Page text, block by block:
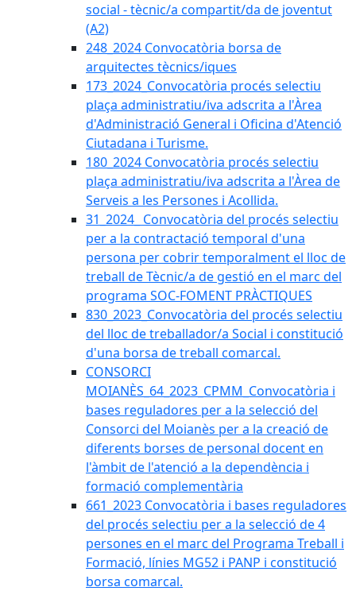
social - tècnic/a compartit/da de joventut
(A2)
248_2024 Convocatòria borsa de
arquitectes tècnics/iques
173_2024_Convocatòria procés selectiu
plaça administratiu/iva adscrita a l'Àrea
d'Administració General i Oficina d'Atenció
Ciutadana i Turisme.
180_2024 Convocatòria procés selectiu
plaça administratiu/iva adscrita a l'Àrea de
Serveis a les Persones i Acollida.
31_2024_ Convocatòria del procés selectiu
per a la contractació temporal d'una
persona per cobrir temporalment el lloc de
treball de Tècnic/a de gestió en el marc del
programa SOC-FOMENT PRÀCTIQUES
830_2023_Convocatòria del procés selectiu
del lloc de treballador/a Social i constitució
d'una borsa de treball comarcal.
CONSORCI
MOIANÈS_64_2023_CPMM_Convocatòria i
bases reguladores per a la selecció del
Consorci del Moianès per a la creació de
diferents borses de personal docent en
l'àmbit de l'atenció a la dependència i
formació complementària
661_2023 Convocatòria i bases reguladores
del procés selectiu per a la selecció de 4
persones en el marc del Programa Treball i
Formació, línies MG52 i PANP i constitució
borsa comarcal.